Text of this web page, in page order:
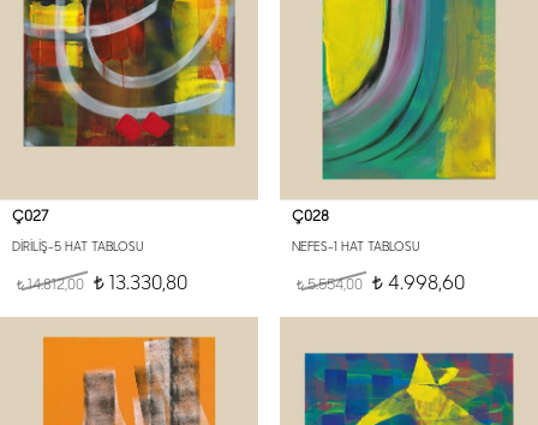
Ç027
DİRİLİŞ-5 HAT TABLOSU
t14.812,00 t 13.330,80
Ç028
NEFES-1 HAT TABLOSU
t5.554,00 t4.998,60